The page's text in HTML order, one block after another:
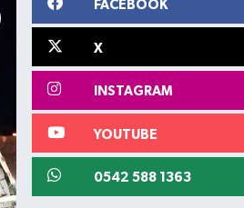
FACEBOOK
X
INSTAGRAM
YOUTUBE
0542 588 1363